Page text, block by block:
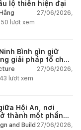
lộ thiên hiện đại
27/06/2026,
lượt xem
Bình gìn giữ
giải pháp tổ chức
27/06/2026,
lượt xem
Hội An, nơi
thành một phần
and Build 27/06/2026,